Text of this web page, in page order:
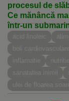
procesul de
Ce mănâncă
într-un
acid linoleic
boli cardiovasculare
inflamatie
nutritie
sanatatea inimii
ulei de floarea